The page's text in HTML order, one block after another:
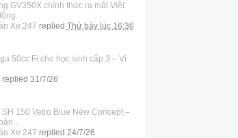
GV350X chính thức ra mắt Việt
Xe 247 replied Thứ bảy lúc 16:36
50cc Fi cho học sinh cấp 3 – Vì
replied 31/7/26
SH 150 Vetro Blue New Concept –
Xe 247 replied 24/7/26